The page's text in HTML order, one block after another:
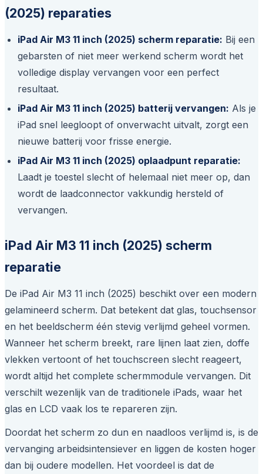
(2025) reparaties
iPad Air M3 11 inch (2025) scherm reparatie: Bij een
gebarsten of niet meer werkend scherm wordt het
volledige display vervangen voor een perfect
resultaat.
iPad Air M3 11 inch (2025) batterij vervangen: Als je
iPad snel leegloopt of onverwacht uitvalt, zorgt een
nieuwe batterij voor frisse energie.
iPad Air M3 11 inch (2025) oplaadpunt reparatie:
Laadt je toestel slecht of helemaal niet meer op, dan
wordt de laadconnector vakkundig hersteld of
vervangen.
iPad Air M3 11 inch (2025) scherm
reparatie
De iPad Air M3 11 inch (2025) beschikt over een modern
gelamineerd scherm. Dat betekent dat glas, touchsensor
en het beeldscherm één stevig verlijmd geheel vormen.
Wanneer het scherm breekt, rare lijnen laat zien, doffe
vlekken vertoont of het touchscreen slecht reageert,
wordt altijd het complete schermmodule vervangen. Dit
verschilt wezenlijk van de traditionele iPads, waar het
glas en LCD vaak los te repareren zijn.
Doordat het scherm zo dun en naadloos verlijmd is, is de
vervanging arbeidsintensiever en liggen de kosten hoger
dan bij oudere modellen. Het voordeel is dat de